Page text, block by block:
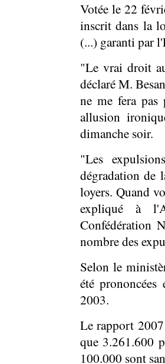
Votée le 22
inscrit dans la
(...) garanti par
"Le vrai droit
déclaré M.
ne me fera pas
allusion
dimanche soir.
"Les
dégradation de
loyers. Quand
expliqué à
Confédération
nombre des
Selon le
été
2003.
Le rapport
que 3.261.600
100.000 sont